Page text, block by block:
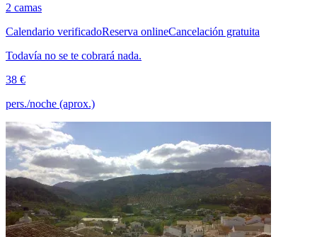
2 camas
Calendario verificadoReserva onlineCancelación gratuita
Todavía no se te cobrará nada.
38 €
pers./noche (aprox.)